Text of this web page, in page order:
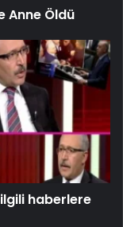
Anne Öldü
haberlere